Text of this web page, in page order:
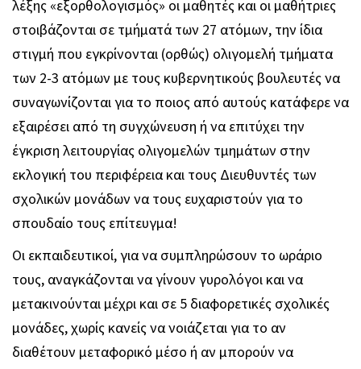
λέξης «εξορθολογισμός» οι μαθητές και οι μαθήτριες
στοιβάζονται σε τμήματά των 27 ατόμων, την ίδια
στιγμή που εγκρίνονται (ορθώς) ολιγομελή τμήματα
των 2-3 ατόμων με τους κυβερνητικούς βουλευτές να
συναγωνίζονται για το ποιος από αυτούς κατάφερε να
εξαιρέσει από τη συγχώνευση ή να επιτύχει την
έγκριση λειτουργίας ολιγομελών τμημάτων στην
εκλογική του περιφέρεια και τους Διευθυντές των
σχολικών μονάδων να τους ευχαριστούν για το
σπουδαίο τους επίτευγμα!
Οι εκπαιδευτικοί, για να συμπληρώσουν το ωράριο
τους, αναγκάζονται να γίνουν γυρολόγοι και να
μετακινούνται μέχρι και σε 5 διαφορετικές σχολικές
μονάδες, χωρίς κανείς να νοιάζεται για το αν
διαθέτουν μεταφορικό μέσο ή αν μπορούν να